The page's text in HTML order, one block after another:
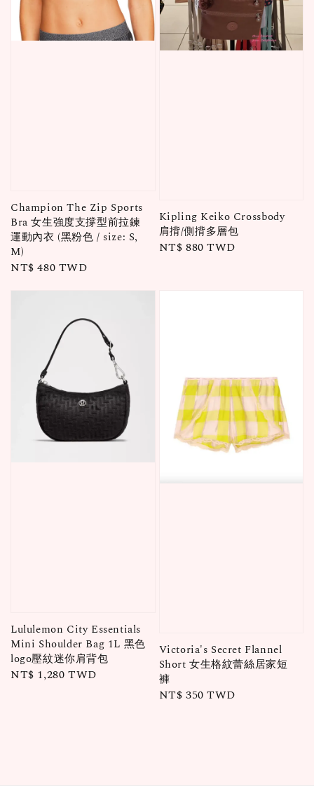
Champion The Zip Sports
Bra 女生強度支撐型前拉鍊
運動內衣 (黑粉色 / size: S,
M)
Regular
NT$ 480 TWD
Kipling Keiko Crossbody
肩揹/側揹多層包
Regular
NT$ 880 TWD
Lululemon City Essentials
Mini Shoulder Bag 1L 黑色
logo壓紋迷你肩背包
Regular
NT$ 1,280 TWD
Victoria's Secret Flannel
Short 女生格紋蕾絲居家短
褲
Regular
NT$ 350 TWD